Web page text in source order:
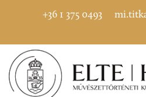
+36 1 375 0493